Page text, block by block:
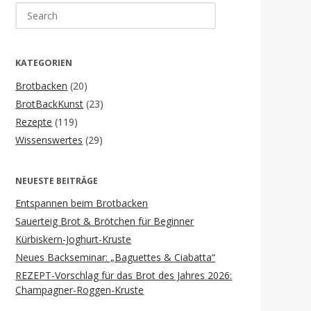
for:
KATEGORIEN
Brotbacken (20)
BrotBackKunst (23)
Rezepte (119)
Wissenswertes (29)
NEUESTE BEITRÄGE
Entspannen beim Brotbacken
Sauerteig Brot & Brötchen für Beginner
Kürbiskern-Joghurt-Kruste
Neues Backseminar: „Baguettes & Ciabatta“
REZEPT-Vorschlag für das Brot des Jahres 2026:
Champagner-Roggen-Kruste